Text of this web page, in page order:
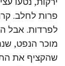
פרות לחלב.
לפרדות. אבל
מוכר הנפט,
שהקציף את